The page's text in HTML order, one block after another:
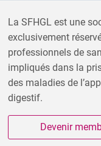
La SFHGL est une
exclusivement
professionnels de
impliqués dans la
des maladies de
digestif.
Devenir